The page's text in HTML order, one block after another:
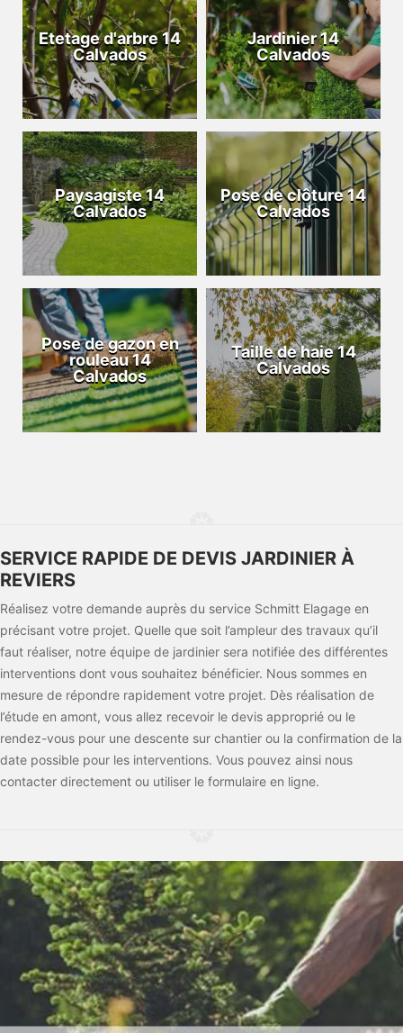
Etetage d'arbre 14
Calvados
Jardinier 14
Calvados
Paysagiste 14
Calvados
Pose de clôture 14
Calvados
Pose de gazon en
rouleau 14
Calvados
Taille de haie 14
Calvados
SERVICE RAPIDE DE DEVIS JARDINIER À
REVIERS
Réalisez votre demande auprès du service Schmitt Elagage en
précisant votre projet. Quelle que soit l’ampleur des travaux qu’il
faut réaliser, notre équipe de jardinier sera notifiée des différentes
interventions dont vous souhaitez bénéficier. Nous sommes en
mesure de répondre rapidement votre projet. Dès réalisation de
l’étude en amont, vous allez recevoir le devis approprié ou le
rendez-vous pour une descente sur chantier ou la confirmation de la
date possible pour les interventions. Vous pouvez ainsi nous
contacter directement ou utiliser le formulaire en ligne.